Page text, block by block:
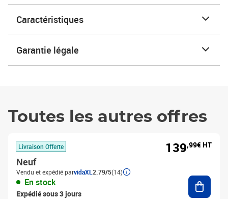
Caractéristiques
Garantie légale
Toutes les autres offres
Livraison Offerte
Neuf
Vendu et expédié parvidaXL 2.79/5(14)
En stock
Expédié sous 3 jours
139,99€ HT